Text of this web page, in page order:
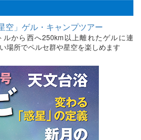
空」ゲル・キャンプツアー
ルから西へ250km以上離れたゲルに連
場所でペルセ群や星空を楽しめます